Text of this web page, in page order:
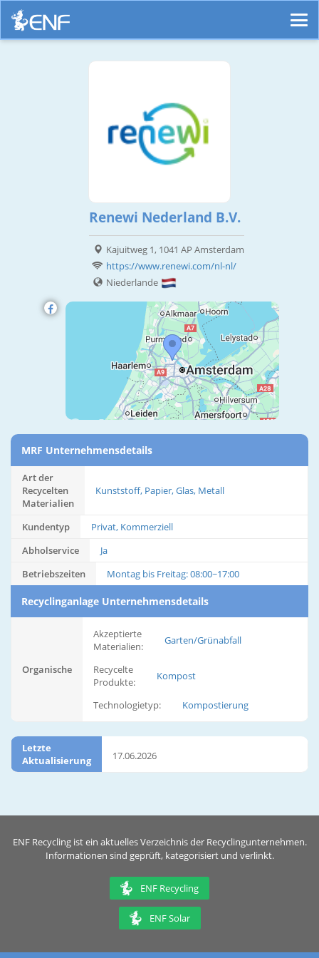
Renewi Nederland B.V.
Kajuitweg 1, 1041 AP Amsterdam
https://www.renewi.com/nl-nl/
Niederlande
MRF Unternehmensdetails
Art der
Recycelten
Materialien
Kunststoff, Papier, Glas, Metall
Kundentyp
Privat, Kommerziell
Abholservice
Ja
Betriebszeiten
Montag bis Freitag: 08:00~17:00
Recyclinganlage Unternehmensdetails
Organische
Akzeptierte
Materialien:
Garten/Grünabfall
Recycelte
Produkte:
Kompost
Technologietyp: Kompostierung
Letzte
Aktualisierung
17.06.2026
ENF Recycling ist ein aktuelles Verzeichnis der Recyclingunternehmen.
Informationen sind geprüft, kategorisiert und verlinkt.
ENF Recycling
ENF Solar